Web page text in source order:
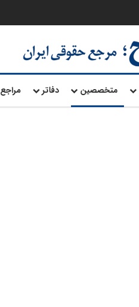
متخصصین دفاتر مراجع